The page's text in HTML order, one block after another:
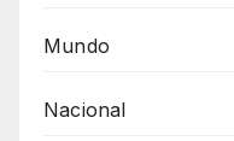
Mundo
Nacional